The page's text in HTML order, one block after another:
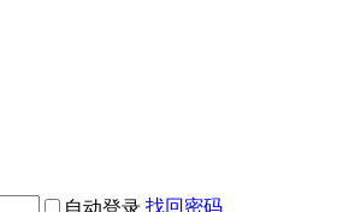
自动登录 找回密码